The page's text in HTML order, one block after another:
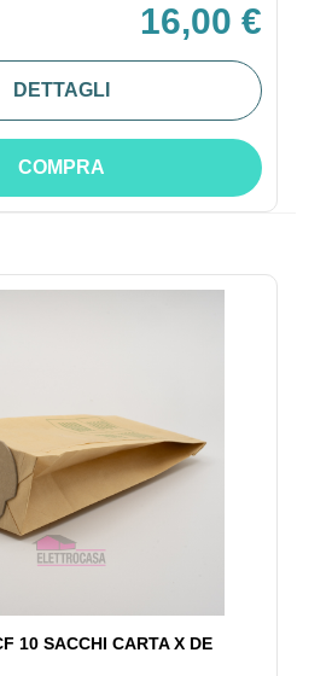
16,00 €
DETTAGLI
COMPRA
10 SACCHI CARTA X DE